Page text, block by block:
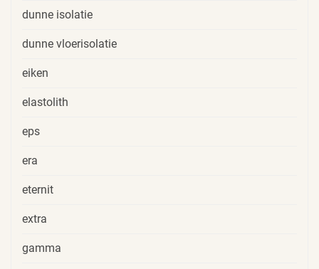
dunne isolatie
dunne vloerisolatie
eiken
elastolith
eps
era
eternit
extra
gamma